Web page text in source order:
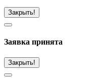
Закрыть!
Заявка принята
Закрыть!